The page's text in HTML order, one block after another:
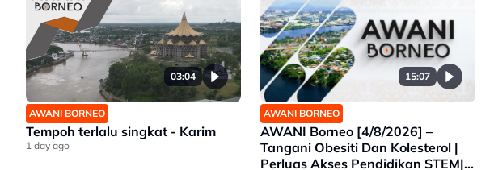
03:04
AWANI BORNEO
Tempoh terlalu singkat - Karim
1 day ago
15:07
AWANI BORNEO
AWANI Borneo [4/8/2026] –
Tangani Obesiti Dan Kolesterol |
Perluas Akses Pendidikan STEM|